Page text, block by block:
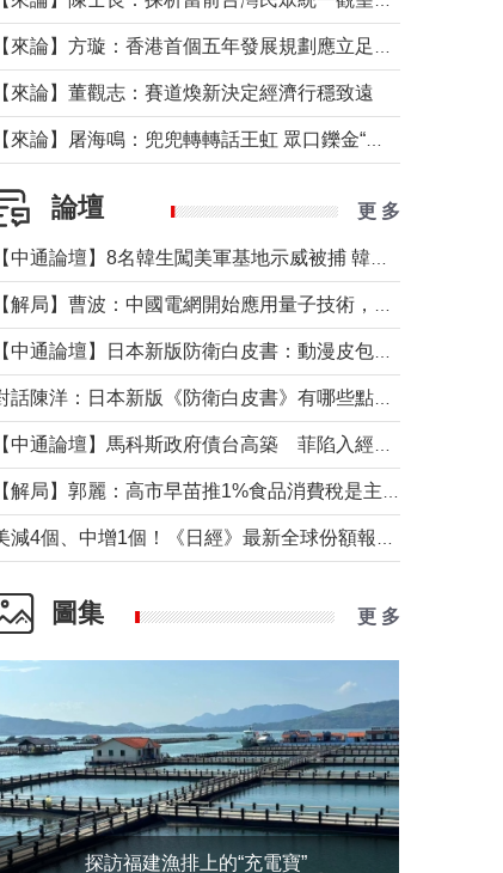
【來論】董觀志：賽道煥新決定經濟行穩致遠
論壇 更 多
圖集 更 多
探訪福建漁排上的“充電寶”